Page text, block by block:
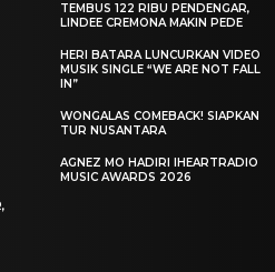
TEMBUS 122 RIBU PENDENGAR,
LINDEE CREMONA MAKIN PEDE
HERI BATARA LUNCURKAN VIDEO
MUSIK SINGLE “WE ARE NOT FALL
IN”
WONGALAS COMEBACK! SIAPKAN
TUR NUSANTARA
AGNEZ MO HADIRI IHEARTRADIO
MUSIC AWARDS 2026